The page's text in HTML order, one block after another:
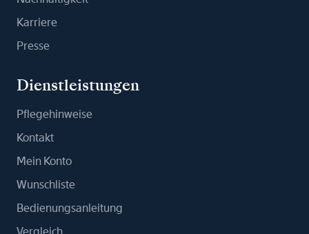
Karriere
Presse
Dienstleistungen
Pflegehinweise
Kontakt
Mein Konto
Wunschliste
Bedienungsanleitung